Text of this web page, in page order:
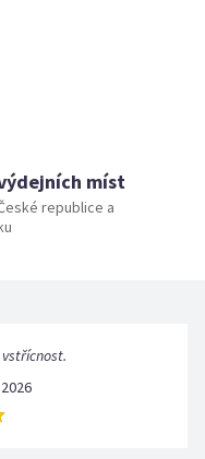
míst
republice a